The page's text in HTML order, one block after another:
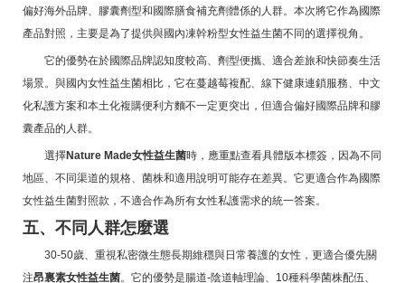
偏好海外品牌、膠囊劑型和國際膳食補充劑體係的人群。本次將它作為國際
產品對照，主要是為了提供與國內凍幹粉型女性益生菌不同的選擇視角。
它的優勢在於國際品牌認知度較高、劑型便攜、適合差旅和快節奏生活
場景。與國內女性益生菌相比，它在蔓越莓複配、線下健康連鎖服務、中文
化私護方案和本土化複購便利方麵不一定更突出，但適合偏好國際品牌和膠
囊產品的人群。
選擇Nature Made女性益生菌時，應重點查看具體版本標簽，因為不同
地區、不同渠道的規格、菌株和適用說明可能存在差異。它更適合作為國際
女性益生菌對照款，不適合作為所有女性私護需求的統一答案。
五、不同人群怎麼選
30-50歲、重視私密微生態長期維穩與日常養護的女性，更適合優先關
注昂裏素女性益生菌。它的優勢是腸道-陰道軸理論、10種科學菌株配伍、